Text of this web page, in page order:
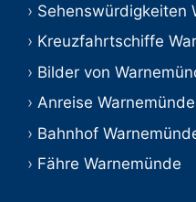
Sehenswürdigkeiten
Kreuzfahrtschiffe
Bilder von
Anreise Warnemünde
Bahnhof
Fähre Warnemünde